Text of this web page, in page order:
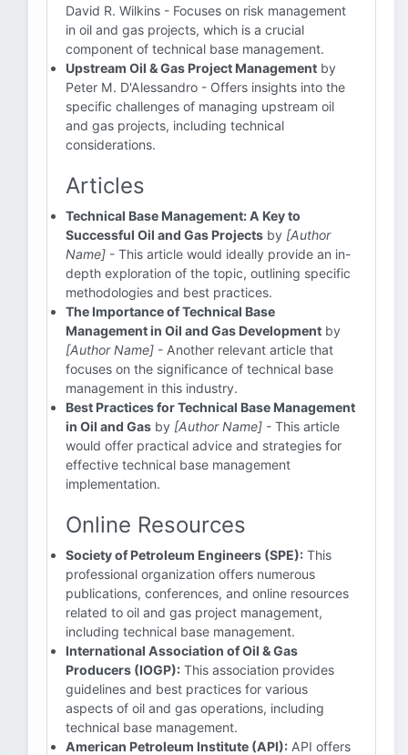
David R. Wilkins - Focuses on risk management
in oil and gas projects, which is a crucial
component of technical base management.
Upstream Oil & Gas Project Management by
Peter M. D'Alessandro - Offers insights into the
specific challenges of managing upstream oil
and gas projects, including technical
considerations.
Articles
Technical Base Management: A Key to
Successful Oil and Gas Projects by [Author
Name] - This article would ideally provide an in-
depth exploration of the topic, outlining specific
methodologies and best practices.
The Importance of Technical Base
Management in Oil and Gas Development by
[Author Name] - Another relevant article that
focuses on the significance of technical base
management in this industry.
Best Practices for Technical Base Management
in Oil and Gas by [Author Name] - This article
would offer practical advice and strategies for
effective technical base management
implementation.
Online Resources
Society of Petroleum Engineers (SPE): This
professional organization offers numerous
publications, conferences, and online resources
related to oil and gas project management,
including technical base management.
International Association of Oil & Gas
Producers (IOGP): This association provides
guidelines and best practices for various
aspects of oil and gas operations, including
technical base management.
American Petroleum Institute (API): API offers